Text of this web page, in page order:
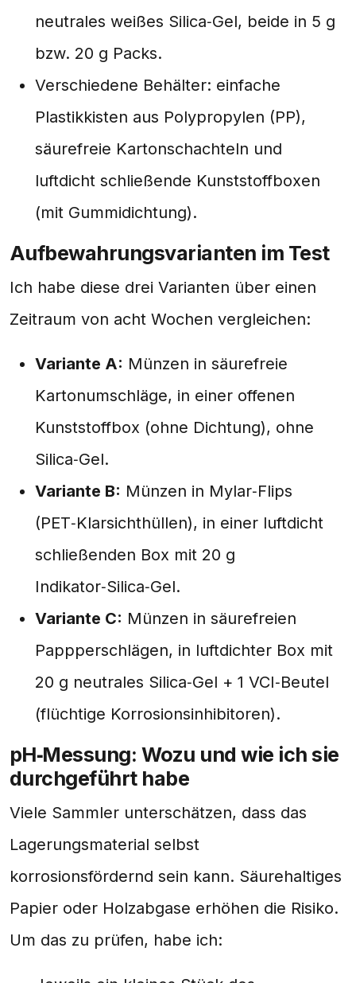
neutrales weißes Silica‑Gel, beide in 5 g
bzw. 20 g Packs.
Verschiedene Behälter: einfache
Plastikkisten aus Polypropylen (PP),
säurefreie Kartonschachteln und
luftdicht schließende Kunststoffboxen
(mit Gummidichtung).
Aufbewahrungsvarianten im Test
Ich habe diese drei Varianten über einen
Zeitraum von acht Wochen vergleichen:
Variante A: Münzen in säurefreie
Kartonumschläge, in einer offenen
Kunststoffbox (ohne Dichtung), ohne
Silica‑Gel.
Variante B: Münzen in Mylar‑Flips
(PET‑Klarsichthüllen), in einer luftdicht
schließenden Box mit 20 g
Indikator‑Silica‑Gel.
Variante C: Münzen in säurefreien
Pappperschlägen, in luftdichter Box mit
20 g neutrales Silica‑Gel + 1 VCI‑Beutel
(flüchtige Korrosionsinhibitoren).
pH‑Messung: Wozu und wie ich sie
durchgeführt habe
Viele Sammler unterschätzen, dass das
Lagerungsmaterial selbst
korrosionsfördernd sein kann. Säurehaltiges
Papier oder Holzabgase erhöhen die Risiko.
Um das zu prüfen, habe ich: